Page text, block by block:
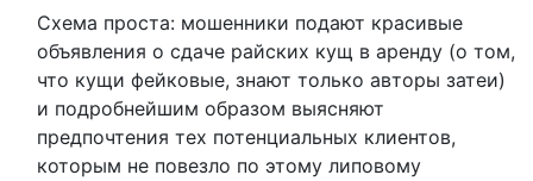
Схема проста: мошенники подают красивые
объявления о сдаче райских кущ в аренду (о том,
что кущи фейковые, знают только авторы затеи)
и подробнейшим образом выясняют
предпочтения тех потенциальных клиентов,
которым не повезло по этому липовому